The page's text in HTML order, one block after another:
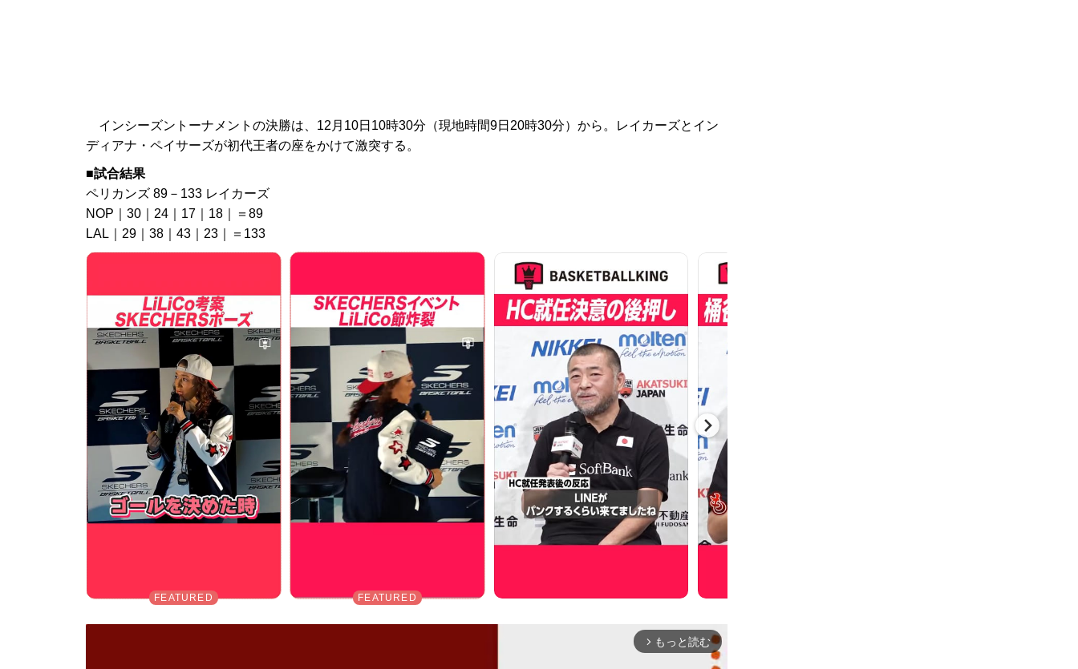
インシーズントーナメントの決勝は、12月10日10時30分（現地時間9日20時30分）から。レイカーズとイン
ディアナ・ペイサーズが初代王者の座をかけて激突する。
■試合結果
ペリカンズ 89－133 レイカーズ
NOP｜30｜24｜17｜18｜＝89
LAL｜29｜38｜43｜23｜＝133
arrow_forward_ios もっと読む